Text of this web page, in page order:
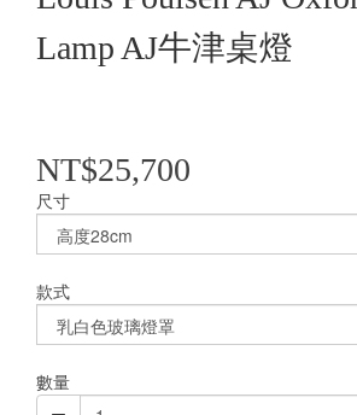
Lamp AJ牛津桌燈
NT$25,700
尺寸
款式
數量